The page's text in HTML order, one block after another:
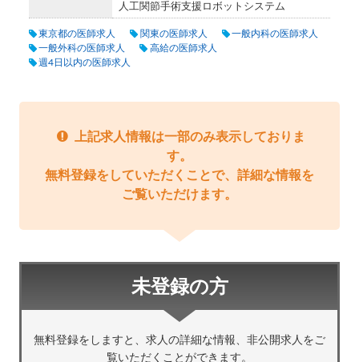
人工関節手術支援ロボットシステム
東京都の医師求人 関東の医師求人
一般内科の医師求人
一般外科の医師求人
高給の医師求人
週4日以内の医師求人
上記求人情報は一部のみ表示しておりま
す。
無料登録をしていただくことで、詳細な情報を
ご覧いただけます。
未登録の方
無料登録をしますと、求人の詳細な情報、非公開求人をご
覧いただくことができます。